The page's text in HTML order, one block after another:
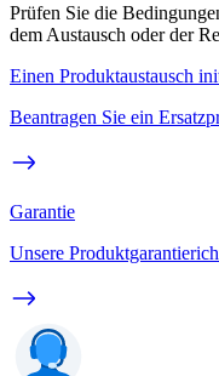
Prüfen Sie die
dem Austausch oder der
Einen Produktaustausch
Beantragen Sie ein
Garantie
Unsere